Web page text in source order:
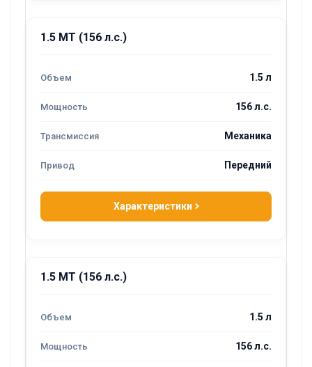
1.5 MT (156 л.с.)
1.5 л
156 л.с.
Механика
Передний
Характеристики
1.5 MT (156 л.с.)
1.5 л
156 л.с.